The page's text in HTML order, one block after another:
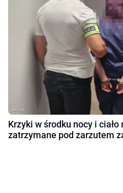
Krzyki w środku nocy i
zatrzymane pod zarzutem